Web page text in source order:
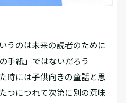
うのは未来の読者のために
手紙」ではないだろう
時には子供向きの童話と思
つにつれて次第に別の意味